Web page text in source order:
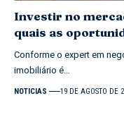
Investir no
quais as
Conforme o expert em
imobiliário é…
NOTICIAS 19 DE AGOSTO DE